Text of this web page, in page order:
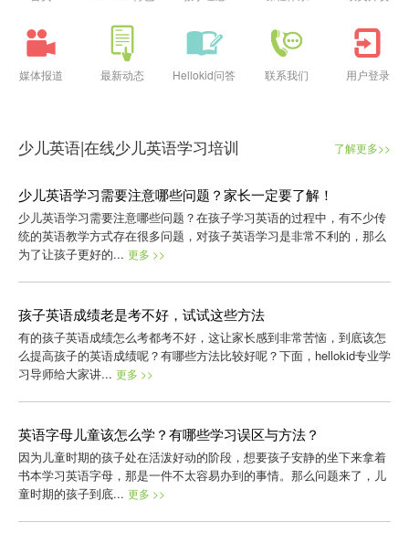
媒体报道 最新动态 Hellokid问答 联系我们 用户登录
少儿英语|在线少儿英语学习培训 了解更多>>
少儿英语学习需要注意哪些问题？家长一定要了解！
少儿英语学习需要注意哪些问题？在孩子学习英语的过程中，有不少传
统的英语教学方式存在很多问题，对孩子英语学习是非常不利的，那么
为了让孩子更好的... 更多 >>
孩子英语成绩老是考不好，试试这些方法
有的孩子英语成绩怎么考都考不好，这让家长感到非常苦恼，到底该怎
么提高孩子的英语成绩呢？有哪些方法比较好呢？下面，hellokid专业学
习导师给大家讲... 更多 >>
英语字母儿童该怎么学？有哪些学习误区与方法？
因为儿童时期的孩子处在活泼好动的阶段，想要孩子安静的坐下来拿着
书本学习英语字母，那是一件不太容易办到的事情。那么问题来了，儿
童时期的孩子到底... 更多 >>